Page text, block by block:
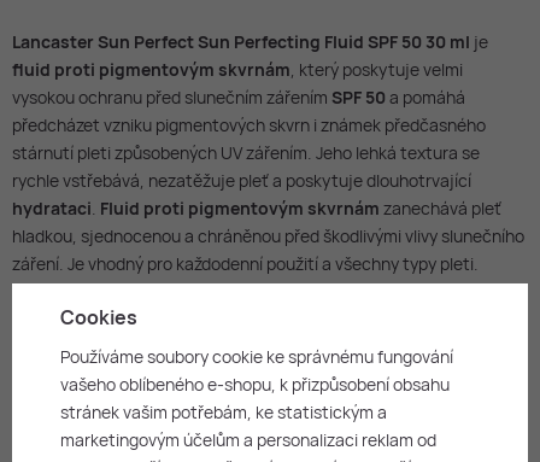
Lancaster Sun Perfect Sun Perfecting Fluid SPF 50 30 ml je
fluid proti pigmentovým skvrnám, který poskytuje velmi
vysokou ochranu před slunečním zářením SPF 50 a pomáhá
předcházet vzniku pigmentových skvrn i známek předčasného
stárnutí pleti způsobených UV zářením. Jeho lehká textura se
rychle vstřebává, nezatěžuje pleť a poskytuje dlouhotrvající
hydrataci. Fluid proti pigmentovým skvrnám zanechává pleť
hladkou, sjednocenou a chráněnou před škodlivými vlivy slunečního
záření. Je vhodný pro každodenní použití a všechny typy pleti.
Vlastnosti
Fluid proti pigmentovým skvrnáms velmi vysokou ochranou
SPF 50.
Pomáhá chránit pleť před UV zářením.
Lehká textura s rychlým vstřebáváním.
Cookies
Používáme soubory cookie ke správnému fungování
vašeho oblíbeného e-shopu, k přizpůsobení obsahu
stránek vašim potřebám, ke statistickým a
marketingovým účelům a personalizaci reklam od